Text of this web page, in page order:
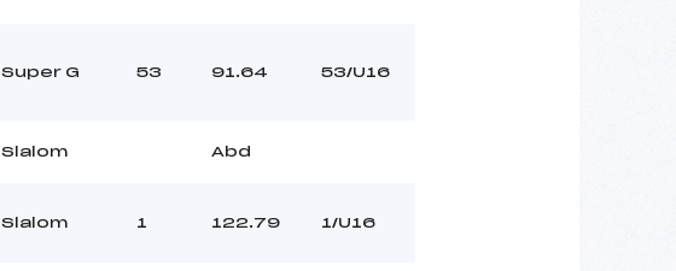
Super G 53 91.64 53/U16
Slalom Abd
Slalom 1 122.79 1/U16